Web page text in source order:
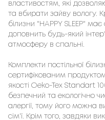
властивостям, які
та вбирати зайву вологу.
білизни "HAPPY SLEEP"
доповнить будь-який
атмосферу в спальні.
Комплекти постільної
сертифікованим
якості Oeko-Tex Standart
безпечний та екологічно
алергії, тому його можна
сім'ї. Крім того, завдяки